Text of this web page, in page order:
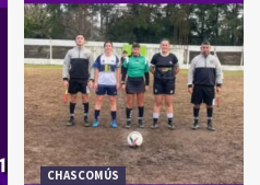
CHASCOMÚS